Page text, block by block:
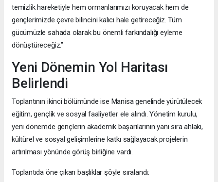
temizlik hareketiyle hem ormanlarımızı koruyacak hem de
gençlerimizde çevre bilincini kalıcı hale getireceğiz. Tüm
gücümüzle sahada olarak bu önemli farkındalığı eyleme
dönüştüreceğiz.”
Yeni Dönemin Yol Haritası
Belirlendi
Toplantının ikinci bölümünde ise Manisa genelinde yürütülecek
eğitim, gençlik ve sosyal faaliyetler ele alındı. Yönetim kurulu,
yeni dönemde gençlerin akademik başarılarının yanı sıra ahlaki,
kültürel ve sosyal gelişimlerine katkı sağlayacak projelerin
artırılması yönünde görüş birliğine vardı.
Toplantıda öne çıkan başlıklar şöyle sıralandı: